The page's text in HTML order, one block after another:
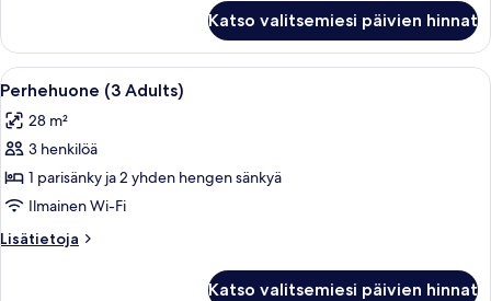
kuvat
Adults
3
Katso valitsemiesi päivien hinnat
Avaa
kaikki
huonetyypin
Perhehuone
(3
Adults)
kuvat
Moderni hotellihuone, jossa on
5
Perhehuone (3 Adults)
28 m²
3 henkilöä
1 parisänky ja 2 yhden hengen sänkyä
Ilmainen Wi-Fi
Lisätietoja
Lisätietoja
Katso valitsemiesi päivien hinnat